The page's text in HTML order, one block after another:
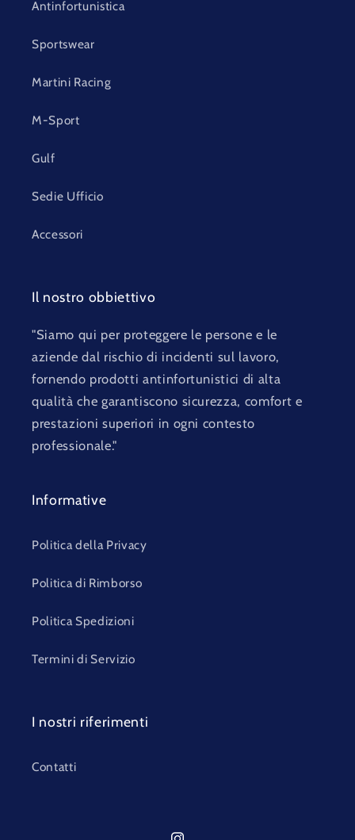
Antinfortunistica
Sportswear
Martini Racing
M-Sport
Gulf
Sedie Ufficio
Accessori
Il nostro obbiettivo
"Siamo qui per proteggere le persone e le
aziende dal rischio di incidenti sul lavoro,
fornendo prodotti antinfortunistici di alta
qualità che garantiscono sicurezza, comfort e
prestazioni superiori in ogni contesto
professionale."
Informative
Politica della Privacy
Politica di Rimborso
Politica Spedizioni
Termini di Servizio
I nostri riferimenti
Contatti